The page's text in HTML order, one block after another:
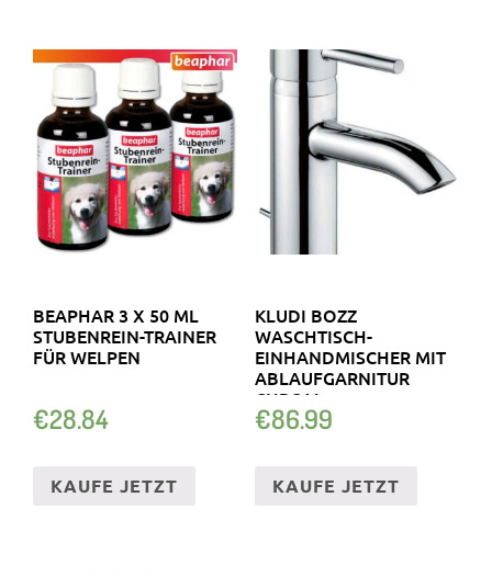
BEAPHAR 3 X 50 ML
STUBENREIN-TRAINER
FÜR WELPEN
€28.84
KAUFE JETZT
KLUDI BOZZ
WASCHTISCH-
EINHANDMISCHER MIT
ABLAUFGARNITUR
CHROM
€86.99
KAUFE JETZT